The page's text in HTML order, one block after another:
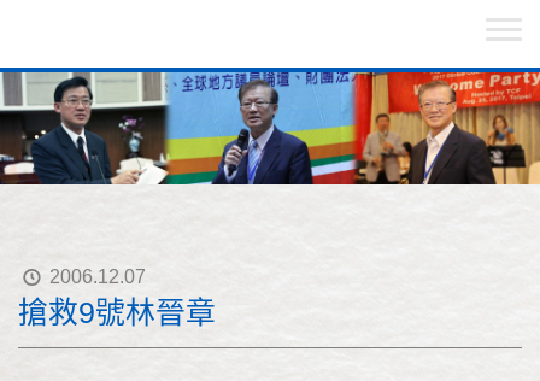
2006.12.07
搶救9號林晉章